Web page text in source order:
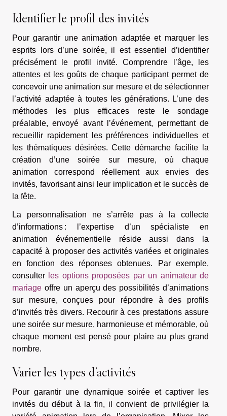
Identifier le profil des invités
Pour garantir une animation adaptée et marquer les
esprits lors d’une soirée, il est essentiel d’identifier
précisément le profil invité. Comprendre l’âge, les
attentes et les goûts de chaque participant permet de
concevoir une animation sur mesure et de sélectionner
l’activité adaptée à toutes les générations. L’une des
méthodes les plus efficaces reste le sondage
préalable, envoyé avant l’événement, permettant de
recueillir rapidement les préférences individuelles et
les thématiques désirées. Cette démarche facilite la
création d’une soirée sur mesure, où chaque
animation correspond réellement aux envies des
invités, favorisant ainsi leur implication et le succès de
la fête.
La personnalisation ne s’arrête pas à la collecte
d’informations : l’expertise d’un spécialiste en
animation événementielle réside aussi dans la
capacité à proposer des activités variées et originales
en fonction des réponses obtenues. Par exemple,
consulter les options proposées par un animateur de
mariage offre un aperçu des possibilités d’animations
sur mesure, conçues pour répondre à des profils
d’invités très divers. Recourir à ces prestations assure
une soirée sur mesure, harmonieuse et mémorable, où
chaque moment est pensé pour plaire au plus grand
nombre.
Varier les types d’activités
Pour garantir une dynamique soirée et captiver les
invités du début à la fin, il convient de privilégier la